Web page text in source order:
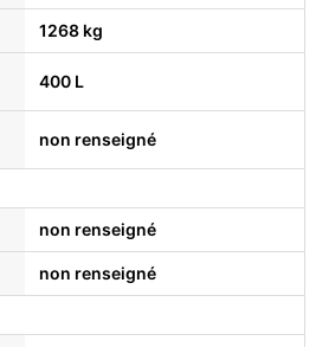
1268 kg
400 L
non renseigné
non renseigné
non renseigné